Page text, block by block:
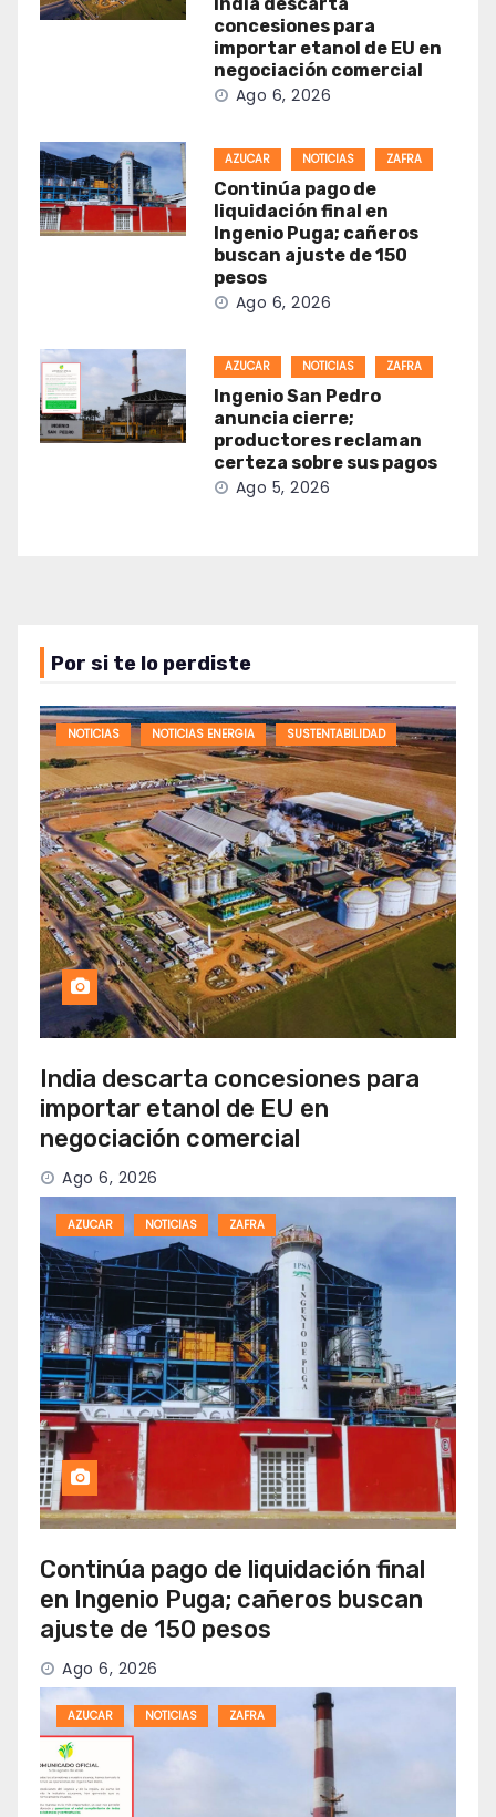
concesiones para
importar etanol de EU en
negociación comercial
Ago 6, 2026
AZUCAR NOTICIAS ZAFRA
Continúa pago de
liquidación final en
Ingenio Puga; cañeros
buscan ajuste de 150
pesos
Ago 6, 2026
AZUCAR NOTICIAS ZAFRA
Ingenio San Pedro
anuncia cierre;
productores reclaman
certeza sobre sus pagos
Ago 5, 2026
Por si te lo perdiste
NOTICIAS NOTICIAS ENERGIA SUSTENTABILIDAD
India descarta concesiones para
importar etanol de EU en
negociación comercial
Ago 6, 2026
AZUCAR NOTICIAS ZAFRA
Continúa pago de liquidación final
en Ingenio Puga; cañeros buscan
ajuste de 150 pesos
Ago 6, 2026
AZUCAR NOTICIAS ZAFRA